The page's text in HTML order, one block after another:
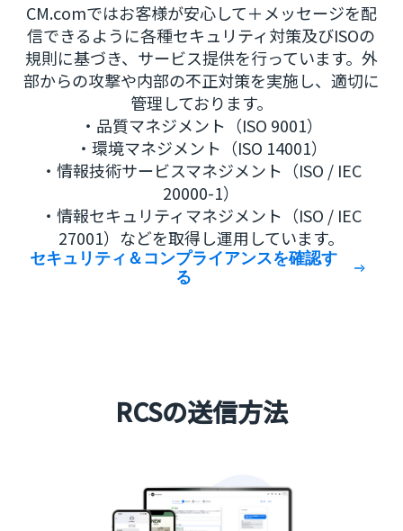
CM.comではお客様が安心して＋メッセージを配
信できるように各種セキュリティ対策及びISOの
規則に基づき、サービス提供を行っています。外
部からの攻撃や内部の不正対策を実施し、適切に
管理しております。
・品質マネジメント（ISO 9001）
・環境マネジメント（ISO 14001）
・情報技術サービスマネジメント（ISO / IEC
20000-1）
・情報セキュリティマネジメント（ISO / IEC
27001）などを取得し運用しています。
セキュリティ＆コンプライアンスを確認す
る
RCSの送信方法